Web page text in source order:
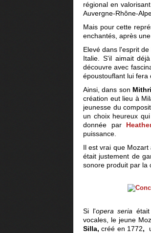
régional en
Auvergne-Rhône-
Mais pour cette
enchantés, après
Elevé dans l'esprit
Italie. S'il aimait
découvre avec
époustouflant lui fera
Ainsi, dans son
création eut lieu à
jeunesse du
un choix heureux
donnée par
puissance.
Il est vrai que
était justement de
sonore produit par la
Si l'opera seria
vocales, le jeune
Silla,créé en 1772,